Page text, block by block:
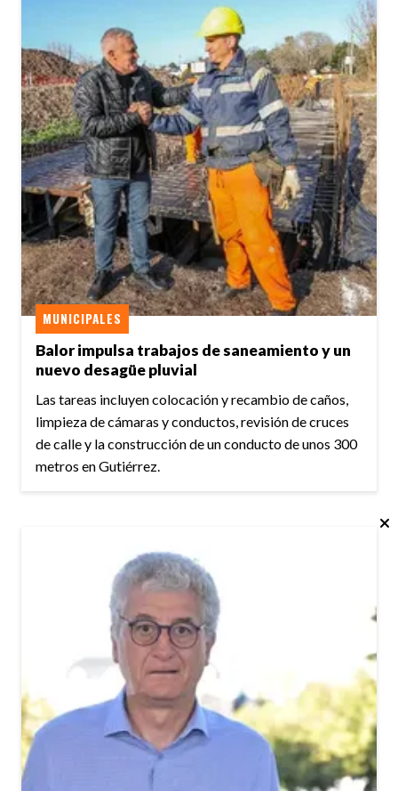
Balor impulsa trabajos de saneamiento y un
nuevo desagüe pluvial
MUNICIPALES
Las tareas incluyen colocación y recambio de caños,
limpieza de cámaras y conductos, revisión de cruces
de calle y la construcción de un conducto de unos 300
metros en Gutiérrez.